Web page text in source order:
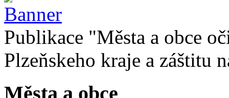
Publikace "Města a obce
Plzeňskeho kraje a záštitu
Města a obce